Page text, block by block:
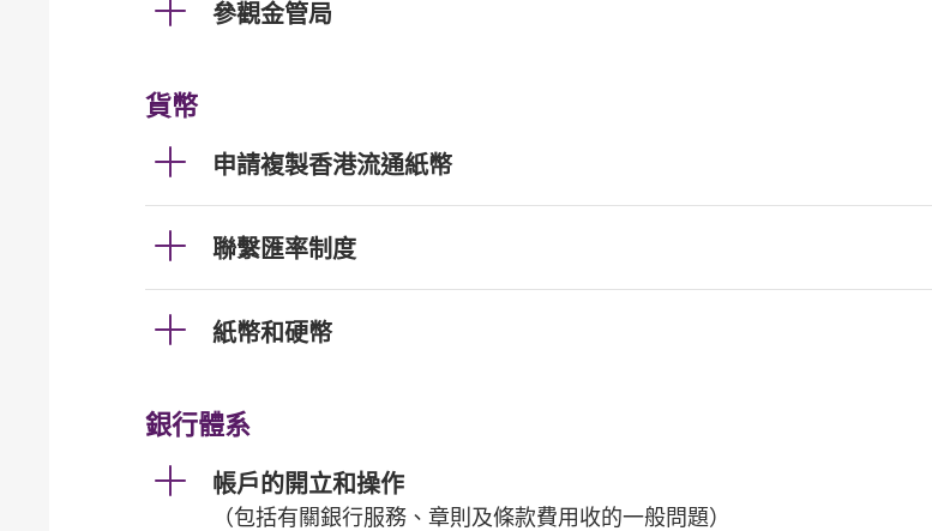
參觀金管局
貨幣
申請複製香港流通紙幣
聯繫匯率制度
紙幣和硬幣
銀行體系
帳戶的開立和操作
（包括有關銀行服務、章則及條款費用收的一般問題）